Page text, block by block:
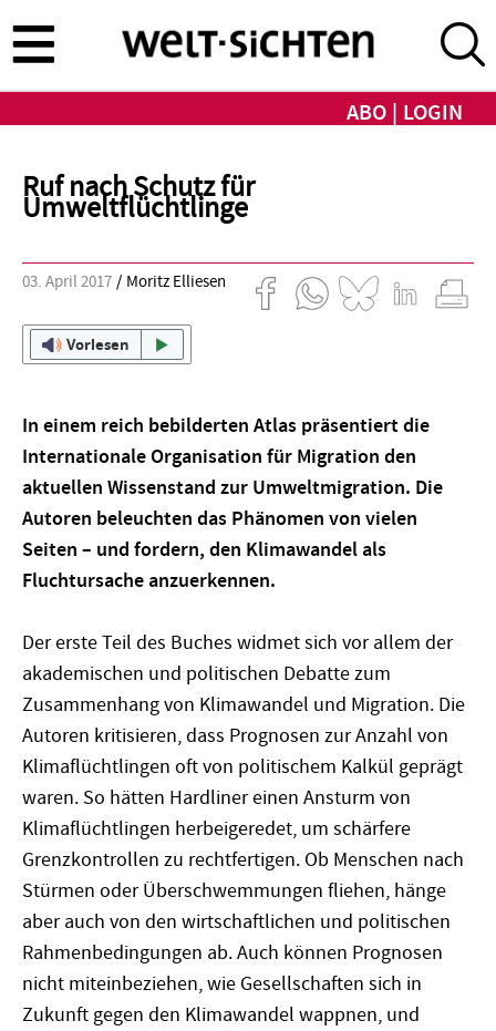
zum
Inhalt
ABO LOGIN
Ruf nach Schutz für
Umweltflüchtlinge
03. April 2017 Moritz Elliesen
Vorlesen
In einem reich bebilderten Atlas präsentiert die
Internationale Organisation für Migration den
aktuellen Wissenstand zur Umweltmigration. Die
Autoren beleuchten das Phänomen von vielen
Seiten – und fordern, den Klimawandel als
Fluchtursache anzuerkennen.
Der erste Teil des Buches widmet sich vor allem der
akademischen und politischen Debatte zum
Zusammenhang von Klimawandel und Migration. Die
Autoren kritisieren, dass Prognosen zur Anzahl von
Klimaflüchtlingen oft von politischem Kalkül geprägt
waren. So hätten Hardliner einen Ansturm von
Klimaflüchtlingen herbeigeredet, um schärfere
Grenzkontrollen zu rechtfertigen. Ob Menschen nach
Stürmen oder Überschwemmungen fliehen, hänge
aber auch von den wirtschaftlichen und politischen
Rahmenbedingungen ab. Auch können Prognosen
nicht miteinbeziehen, wie Gesellschaften sich in
Zukunft gegen den Klimawandel wappnen, und